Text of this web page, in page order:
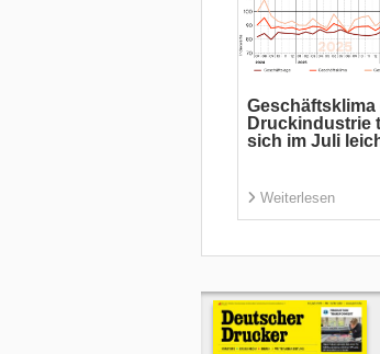
Geschäftsklima
Druckindustrie
sich im Juli
Weiterlesen